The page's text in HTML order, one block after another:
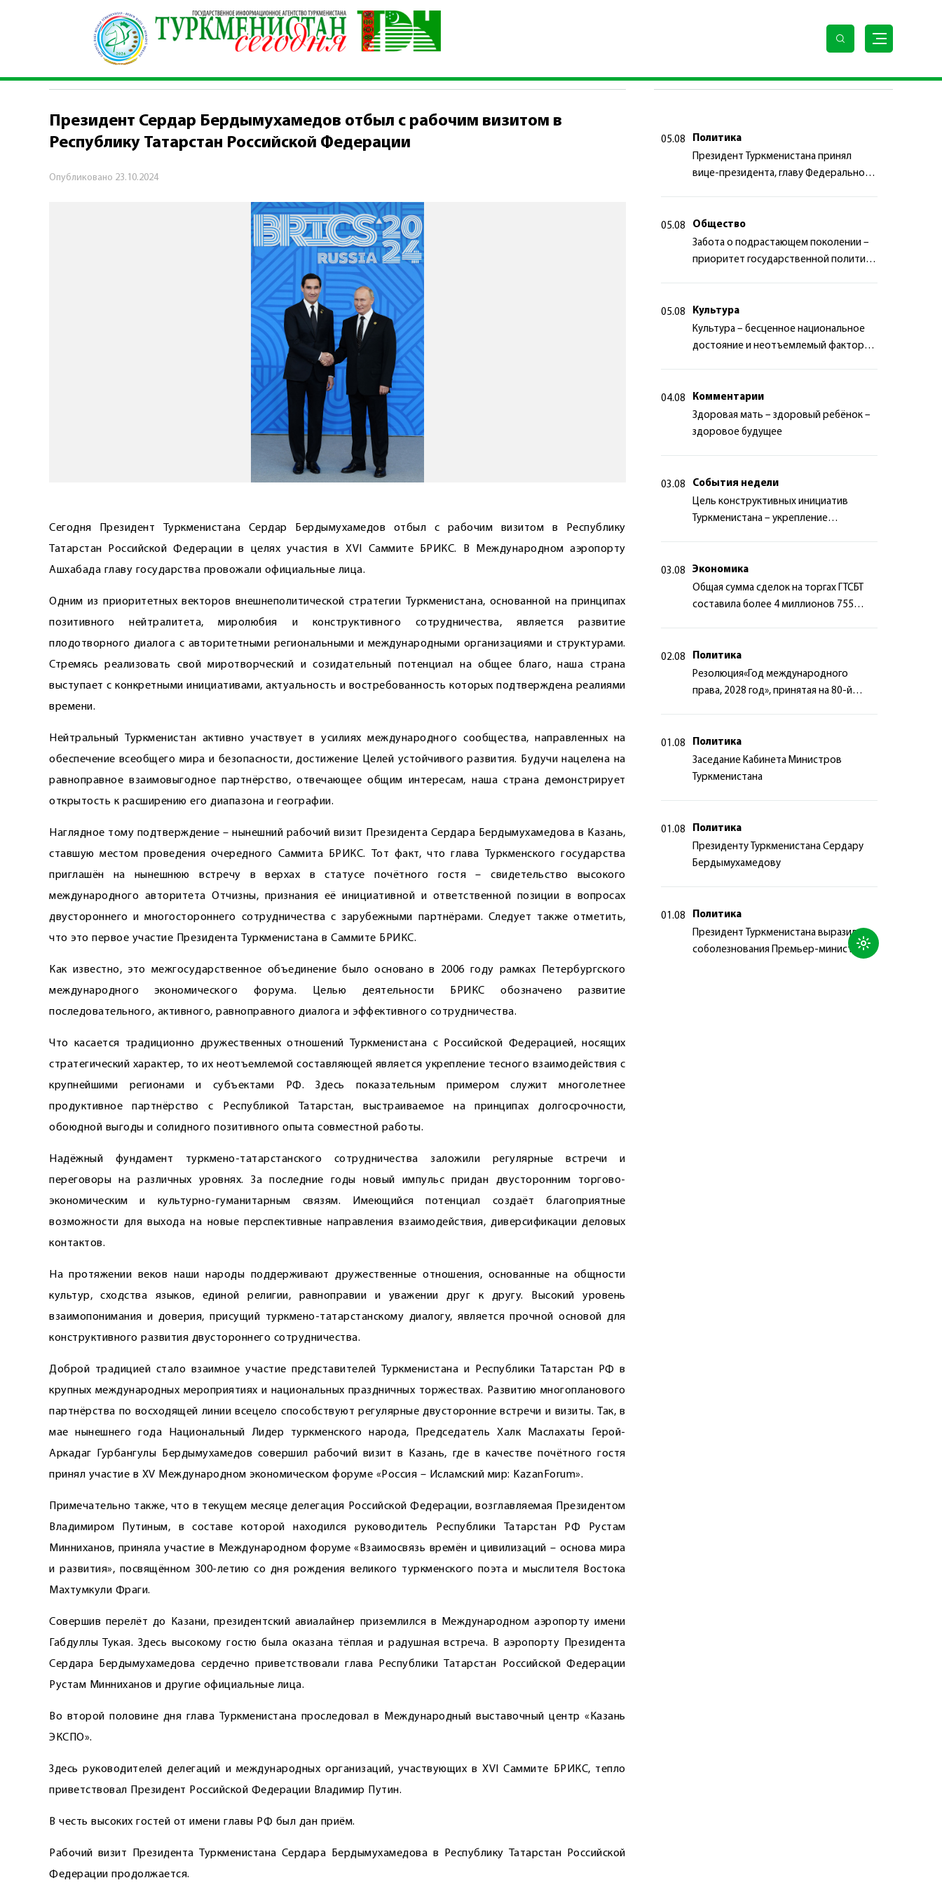
\ Политика \ Президент Сердар Бердымухамедов отбыл с рабочим визитом в Республику Татарстан Российской Федерации
ПОЛИТИКА
Президент Сердар Бердымухамедов отбыл с рабочим визитом в
Республику Татарстан Российской Федерации
Опубликовано 23.10.2024
Сегодня Президент Туркменистана Сердар Бердымухамедов отбыл с рабочим визитом в Республику
Татарстан Российской Федерации в целях участия в XVI Саммите БРИКС. В Международном аэропорту
Ашхабада главу государства провожали официальные лица.
Одним из приоритетных векторов внешнеполитической стратегии Туркменистана, основанной на принципах
позитивного нейтралитета, миролюбия и конструктивного сотрудничества, является развитие
плодотворного диалога с авторитетными региональными и международными организациями и структурами.
Стремясь реализовать свой миротворческий и созидательный потенциал на общее благо, наша страна
выступает с конкретными инициативами, актуальность и востребованность которых подтверждена реалиями
времени.
Нейтральный Туркменистан активно участвует в усилиях международного сообщества, направленных на
обеспечение всеобщего мира и безопасности, достижение Целей устойчивого развития. Будучи нацелена на
равноправное взаимовыгодное партнёрство, отвечающее общим интересам, наша страна демонстрирует
открытость к расширению его диапазона и географии.
Наглядное тому подтверждение – нынешний рабочий визит Президента Сердара Бердымухамедова в Казань,
ставшую местом проведения очередного Саммита БРИКС. Тот факт, что глава Туркменского государства
приглашён на нынешнюю встречу в верхах в статусе почётного гостя – свидетельство высокого
международного авторитета Отчизны, признания её инициативной и ответственной позиции в вопросах
двустороннего и многостороннего сотрудничества с зарубежными партнёрами. Следует также отметить,
что это первое участие Президента Туркменистана в Саммите БРИКС.
Как известно, это межгосударственное объединение было основано в 2006 году рамках Петербургского
международного экономического форума. Целью деятельности БРИКС обозначено развитие
последовательного, активного, равноправного диалога и эффективного сотрудничества.
Что касается традиционно дружественных отношений Туркменистана с Российской Федерацией, носящих
стратегический характер, то их неотъемлемой составляющей является укреп­ление тесного взаимодействия с
крупнейшими регионами и субъектами РФ. Здесь показательным примером служит многолетнее
продуктивное партнёрство с Республикой Татарстан, выстраиваемое на принципах долгосрочности,
обоюдной выгоды и солидного позитивного опыта совместной работы.
Надёжный фундамент туркмено-татарстанского сотрудничества заложили регулярные встречи и
переговоры на различных уровнях. За последние годы новый импульс придан двусторонним торгово-
экономическим и культурно-гуманитарным связям. Имеющийся потенциал создаёт благоприятные
возможности для выхода на новые перспективные направления взаимодействия, диверсификации деловых
контактов.
На протяжении веков наши народы поддерживают дружественные отношения, основанные на общности
культур, сходства языков, единой религии, равноправии и уважении друг к другу. Высокий уровень
взаимопонимания и доверия, присущий туркмено-татарстанскому диалогу, является прочной основой для
конструктивного развития двустороннего сотрудничества.
Доброй традицией стало взаимное участие представителей Туркменистана и Республики Татарстан РФ в
крупных международных мероприятиях и национальных праздничных торжествах. Развитию многопланового
партнёрства по восходящей линии всецело способствуют регулярные двусторонние встречи и визиты. Так, в
мае нынешнего года Национальный Лидер туркменского народа, Председатель Халк Маслахаты Герой-
Аркадаг Гурбангулы Бердымухамедов совершил рабочий визит в Казань, где в качестве почётного гостя
принял участие в XV Международном экономическом форуме «Россия – Исламский мир: KazanForum».
Примечательно также, что в текущем месяце делегация Российской Федерации, возглавляемая Президентом
Владимиром Путиным, в составе которой находился руководитель Республики Татарстан РФ Рустам
Минниханов, приняла участие в Международном форуме «Взаимосвязь времён и цивилизаций – основа мира
и развития», посвящённом 300-летию со дня рождения великого туркменского поэта и мыслителя Востока
Махтумкули Фраги.
Совершив перелёт до Казани, президентский авиалайнер приземлился в Международном аэропорту имени
Габдуллы Тукая. Здесь высокому гостю была оказана тёплая и радушная встреча. В аэропорту Президента
Сердара Бердымухамедова сердечно приветствовали глава Республики Татарстан Российской Федерации
Рустам Минниханов и другие официальные лица.
Во второй половине дня глава Туркменистана проследовал в Международный выставочный центр «Казань
ЭКСПО».
Здесь руководителей делегаций и международных организаций, участвующих в XVI Саммите БРИКС, тепло
приветствовал Президент Российской Федерации Владимир Путин.
В честь высоких гостей от имени главы РФ был дан приём.
Рабочий визит Президента Туркменистана Сердара Бердымухамедова в Республику Татарстан Российской
Федерации продолжается.
05.08
Политика
Президент Туркменистана принял
вице-президента, главу Федерального
05.08
Общество
Забота о подрастающем поколении –
приоритет государственной политики
05.08
Культура
Культура – бесценное национальное
достояние и неотъемлемый фактор
04.08
Комментарии
Здоровая мать – здоровый ребёнок –
здоровое будущее
03.08
События недели
Цель конструктивных инициатив
Туркменистана – укрепление
03.08
Экономика
Общая сумма сделок на торгах ГТСБТ
составила более 4 миллионов 755
02.08
Политика
Резолюция«Год международного
права, 2028 год», принятая на 80-й
01.08
Политика
Заседание Кабинета Министров
Туркменистана
01.08
Политика
Президенту Туркменистана Сердару
Бердымухамедову
01.08
Политика
Президент Туркменистана выразил
соболезнования Премьер-министру